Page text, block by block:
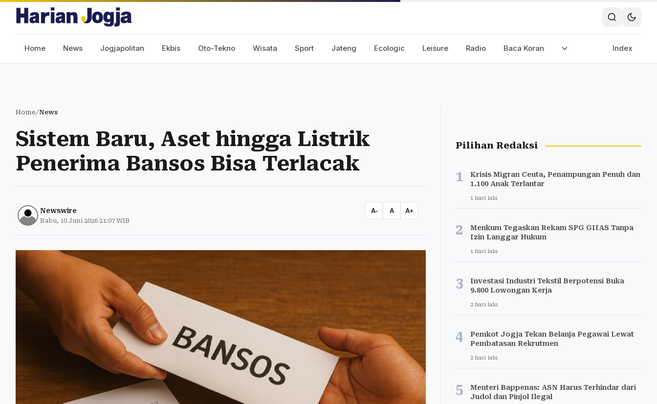
Home News Jogjapolitan Ekbis Oto-Tekno Wisata Sport Jateng Ecologic Leisure Radio Baca Koran Index
Home/News
Sistem Baru, Aset hingga Listrik
Penerima Bansos Bisa Terlacak
Newswire
Rabu, 10 Juni 2026 21:07 WIB
A- A A+
Pilihan Redaksi
1
Krisis Migran Ceuta, Penampungan Penuh dan
1.100 Anak Terlantar
1 hari lalu
2
Menkum Tegaskan Rekam SPG GIIAS Tanpa
Izin Langgar Hukum
1 hari lalu
3
Investasi Industri Tekstil Berpotensi Buka
9.800 Lowongan Kerja
2 hari lalu
4
Pemkot Jogja Tekan Belanja Pegawai Lewat
Pembatasan Rekrutmen
2 hari lalu
5
Menteri Bappenas: ASN Harus Terhindar dari
Judol dan Pinjol Ilegal